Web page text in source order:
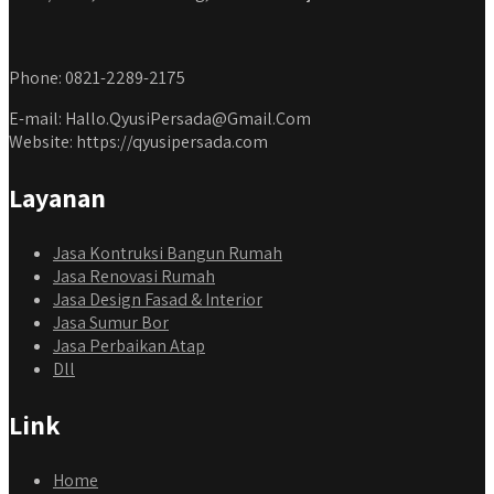
Phone: 0821-2289-2175
E-mail: Hallo.QyusiPersada@Gmail.Com
Website: https://qyusipersada.com
Layanan
Jasa Kontruksi Bangun Rumah
Jasa Renovasi Rumah
Jasa Design Fasad & Interior
Jasa Sumur Bor
Jasa Perbaikan Atap
Dll
Link
Home